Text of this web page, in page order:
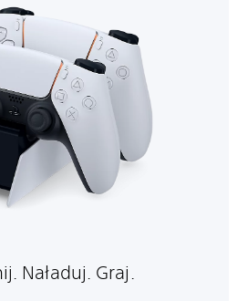
Naładuj. Graj.